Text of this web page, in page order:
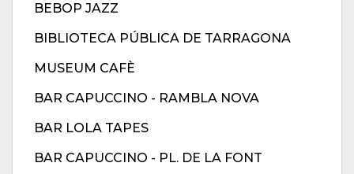
BEBOP JAZZ
BIBLIOTECA PÚBLICA DE TARRAGONA
MUSEUM CAFÈ
BAR CAPUCCINO - RAMBLA NOVA
BAR LOLA TAPES
BAR CAPUCCINO - PL. DE LA FONT